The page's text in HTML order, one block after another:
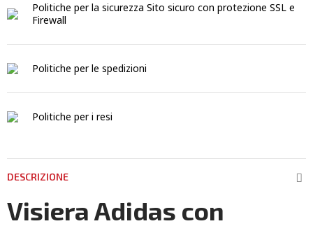
Politiche per la sicurezza Sito sicuro con protezione SSL e
Firewall
Politiche per le spedizioni
Politiche per i resi
DESCRIZIONE
Visiera Adidas con